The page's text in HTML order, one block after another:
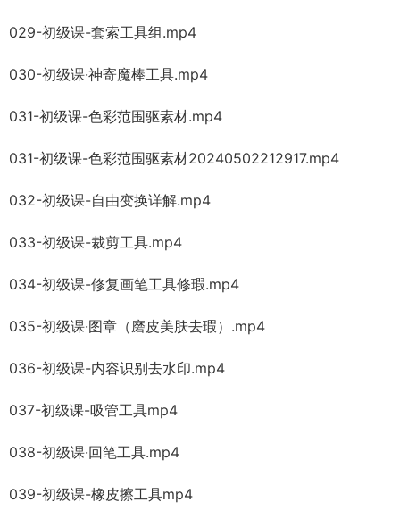
029-初级课-套索工具组.mp4
030-初级课·神寄魔棒工具.mp4
031-初级课-色彩范围驱素材.mp4
031-初级课-色彩范围驱素材20240502212917.mp4
032-初级课-自由变换详解.mp4
033-初级课-裁剪工具.mp4
034-初级课-修复画笔工具修瑕.mp4
035-初级课·图章（磨皮美肤去瑕）.mp4
036-初级课-内容识别去水印.mp4
037-初级课-吸管工具mp4
038-初级课·回笔工具.mp4
039-初级课-橡皮擦工具mp4